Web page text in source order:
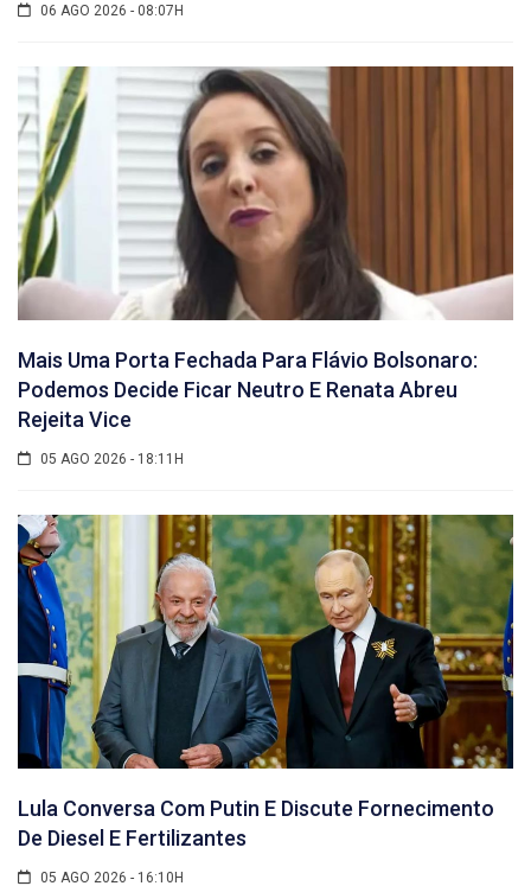
06 AGO 2026 - 08:07H
Mais Uma Porta Fechada Para Flávio Bolsonaro:
Podemos Decide Ficar Neutro E Renata Abreu
Rejeita Vice
05 AGO 2026 - 18:11H
Lula Conversa Com Putin E Discute Fornecimento
De Diesel E Fertilizantes
05 AGO 2026 - 16:10H